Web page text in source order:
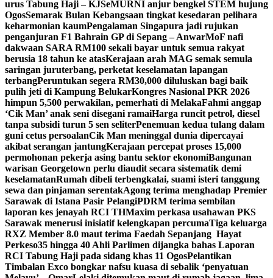
urus Tabung Haji – KJSeMURNI anjur bengkel STEM hujung
OgosSemarak Bulan Kebangsaan tingkat kesedaran pelihara
keharmonian kaumPengalaman Singapura jadi rujukan
penganjuran F1 Bahrain GP di Sepang – AnwarMoF nafi
dakwaan SARA RM100 sekali bayar untuk semua rakyat
berusia 18 tahun ke atasKerajaan arah MAG semak semula
saringan juruterbang, perketat keselamatan lapangan
terbangPeruntukan segera RM30,000 diluluskan bagi baik
pulih jeti di Kampung BelukarKongres Nasional PKR 2026
himpun 5,500 perwakilan, pemerhati di MelakaFahmi anggap
‘Cik Man’ anak seni disegani ramaiHarga runcit petrol, diesel
tanpa subsidi turun 5 sen seliterPenemuan kedua tulang dalam
guni cetus persoalanCik Man meninggal dunia dipercayai
akibat serangan jantungKerajaan percepat proses 15,000
permohonan pekerja asing bantu sektor ekonomiBangunan
warisan Georgetown perlu diaudit secara sistematik demi
keselamatanRumah dibeli terbengkalai, suami isteri tanggung
sewa dan pinjaman serentakAgong terima menghadap Premier
Sarawak di Istana Pasir PelangiPDRM terima sembilan
laporan kes jenayah RCI THMaxim perkasa usahawan PKS
Sarawak menerusi inisiatif kelengkapan percumaTiga keluarga
RXZ Member 8.0 maut terima Faedah Sepanjang Hayat
Perkeso35 hingga 40 Ahli Parlimen dijangka bahas Laporan
RCI Tabung Haji pada sidang khas 11 OgosPelantikan
Timbalan Exco bongkar nafsu kuasa di sebalik ‘penyatuan